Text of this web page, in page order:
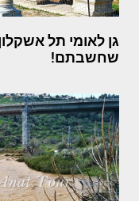
גן לאומי תל
שחשבתם!